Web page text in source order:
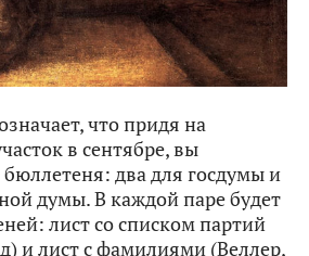
что придя на
в сентябре, вы
два для госдумы и
думы. В каждой паре будет
лист со списком партий
и лист с фамилиями (Веллер,